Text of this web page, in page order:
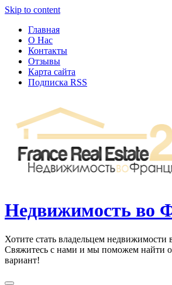
Skip to content
Главная
О Нас
Контакты
Отзывы
Карта сайта
Подписка RSS
Недвижимость во
Хотите стать владельцем
Свяжитесь с нами и мы поможем найти
вариант!